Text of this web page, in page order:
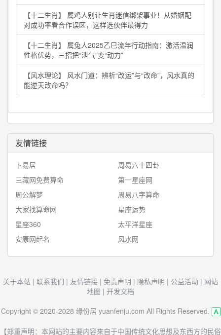
【十二生肖】 属鸡人别让生肖迷信绑架事业！从婚姻配
对成功率看合作误区，这样选伙伴最得力
【十二生肖】 属兔人2025乙巳流年行动指南：激活温润
性格优势，三招把“泄气”变“动力”
【风水理论】 风水门道：辨析“改运”与“改命”，风水真的
能逆天改命吗？
友情链接
卜易居
周易六十四卦
三藏网免费算命
第一星座网
周公解梦
周易八字算命
大家找算命网
星座运势
星座360
太平洋星座
安康网起名
风水网
关于本站 | 联系我们 | 友情链接 | 免责声明 | 隐私声明 | 公益活动 | 网站
地图 | 开发文档
Copyright © 2020-2028 缘份居 yuanfenju.com All Rights Reserved.
【郑重声明：本网站的主要内容来自于中国传统文化思想及东西方的民俗